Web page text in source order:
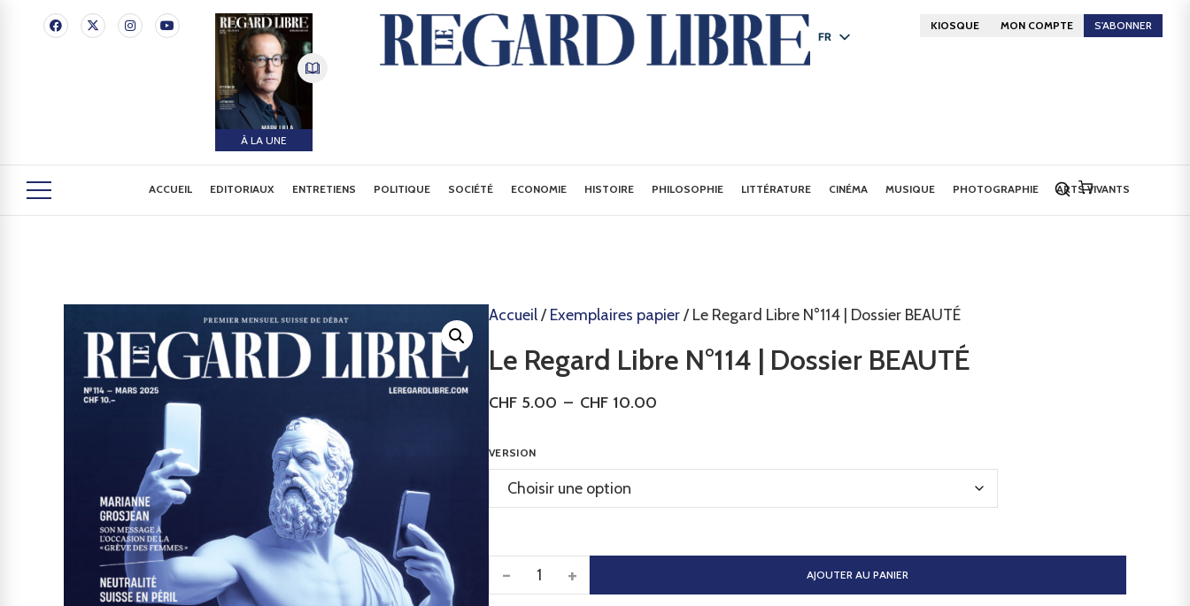
À LA UNE
FR
KIOSQUE MON COMPTE S'ABONNER
ACCUEIL EDITORIAUX ENTRETIENS POLITIQUE SOCIÉTÉ ECONOMIE HISTOIRE PHILOSOPHIE LITTÉRATURE CINÉMA MUSIQUE PHOTOGRAPHIE ARTS VIVANTS
Accueil/Exemplaires papier/ Le Regard Libre N°114 | Dossier BEAUTÉ
Le Regard Libre N°114 | Dossier BEAUTÉ
CHF 5.00 – CHF 10.00
VERSION
+
- AJOUTER AU PANIER